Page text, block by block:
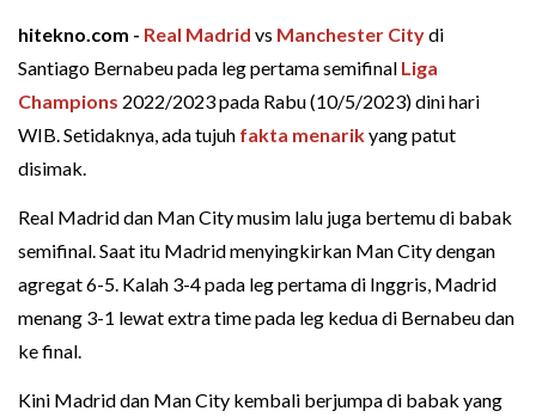
hitekno.com - Real Madrid vs Manchester Citydi
Santiago Bernabeu pada leg pertama semifinal Liga
Champions 2022/2023 pada Rabu (10/5/2023) dini hari
WIB. Setidaknya, ada tujuh fakta menarikyang patut
disimak.
Real Madrid dan Man City musim lalu juga bertemu di babak
semifinal. Saat itu Madrid menyingkirkan Man City dengan
agregat 6-5. Kalah 3-4 pada leg pertama di Inggris, Madrid
menang 3-1 lewat extra time pada leg kedua di Bernabeu dan
ke final.
Kini Madrid dan Man City kembali berjumpa di babak yang